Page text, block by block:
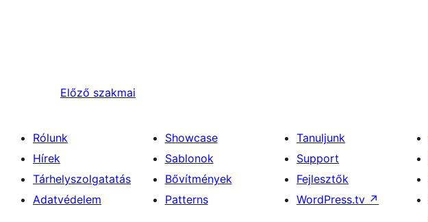
Előző szakmai
Rólunk
Hírek
Tárhelyszolgatatás
Adatvédelem
Showcase
Sablonok
Bővítmények
Patterns
Tanuljunk
Support
Fejlesztők
WordPress.tv ↗